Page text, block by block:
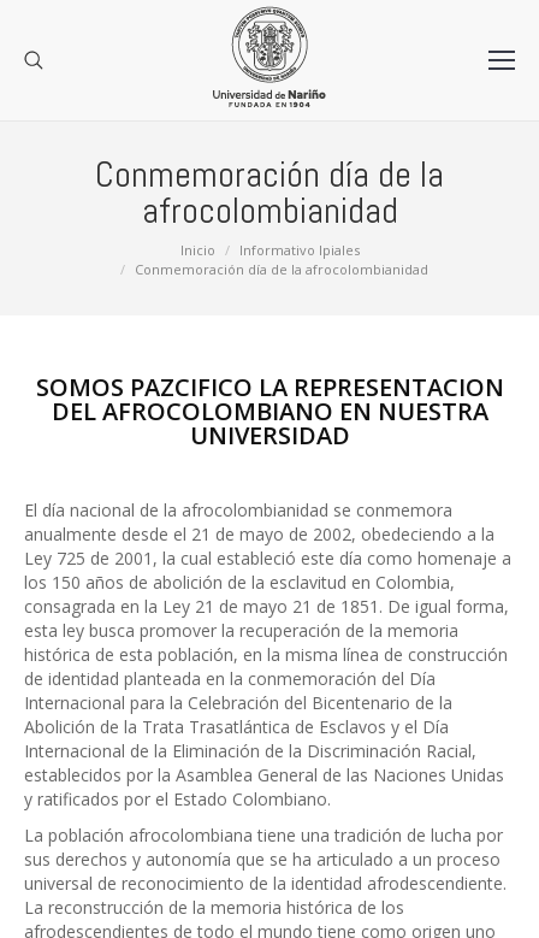
Conmemoración día de la
afrocolombianidad
Inicio
Informativo Ipiales
Conmemoración día de la afrocolombianidad
SOMOS PAZCIFICO LA REPRESENTACION
DEL AFROCOLOMBIANO EN NUESTRA
UNIVERSIDAD
El día nacional de la afrocolombianidad se conmemora
anualmente desde el 21 de mayo de 2002, obedeciendo a la
Ley 725 de 2001, la cual estableció este día como homenaje a
los 150 años de abolición de la esclavitud en Colombia,
consagrada en la Ley 21 de mayo 21 de 1851. De igual forma,
esta ley busca promover la recuperación de la memoria
histórica de esta población, en la misma línea de construcción
de identidad planteada en la conmemoración del Día
Internacional para la Celebración del Bicentenario de la
Abolición de la Trata Trasatlántica de Esclavos y el Día
Internacional de la Eliminación de la Discriminación Racial,
establecidos por la Asamblea General de las Naciones Unidas
y ratificados por el Estado Colombiano.
La población afrocolombiana tiene una tradición de lucha por
sus derechos y autonomía que se ha articulado a un proceso
universal de reconocimiento de la identidad afrodescendiente.
La reconstrucción de la memoria histórica de los
afrodescendientes de todo el mundo tiene como origen uno